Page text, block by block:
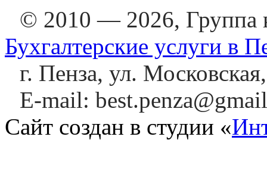
© 2010 — 2026, Группа
Бухгалтерские услуги в
г. Пенза, ул.
E-mail:
Сайт создан в студии «